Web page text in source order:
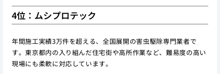
4位：ムシプロテック
年間施工実績3万件を超える、全国展開の害虫駆除専門業者で
す。東京都内の入り組んだ住宅街や高所作業など、難易度の高い
現場にも柔軟に対応しています。